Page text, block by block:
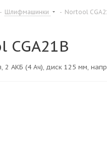
- Шлифмашинки - Nortool
CGA21B
2 АКБ (4 Ач), диск 125 мм,